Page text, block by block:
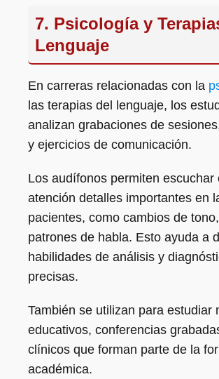
7. Psicología y
Lenguaje
En carreras relacionadas con la
las terapias del lenguaje, los
analizan grabaciones de
y ejercicios de comunicación.
Los audífonos permiten escuchar
atención detalles importantes en
pacientes, como cambios de
patrones de habla. Esto ayuda a
habilidades de análisis y
precisas.
También se utilizan para estudiar
educativos, conferencias
clínicos que forman parte de la
académica.